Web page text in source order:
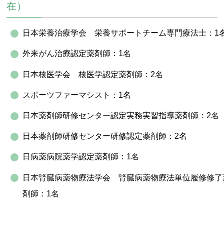
在）
日本栄養治療学会 栄養サポートチーム専門療法士：1
外来がん治療認定薬剤師：1名
日本核医学会 核医学認定薬剤師：2名
スポーツファーマシスト：1名
日本薬剤師研修センター認定実務実習指導薬剤師：2名
日本薬剤師研修センター研修認定薬剤師：2名
日病薬病院薬学認定薬剤師：1名
日本腎臓病薬物療法学会 腎臓病薬物療法単位履修修了
剤師：1名